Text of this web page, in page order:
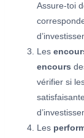
Assure-toi
Les
encours
vérifier si
Les